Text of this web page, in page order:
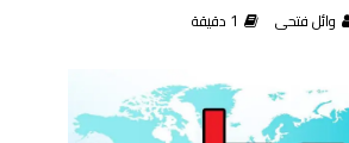
وائل فتحى 1 دقيقة